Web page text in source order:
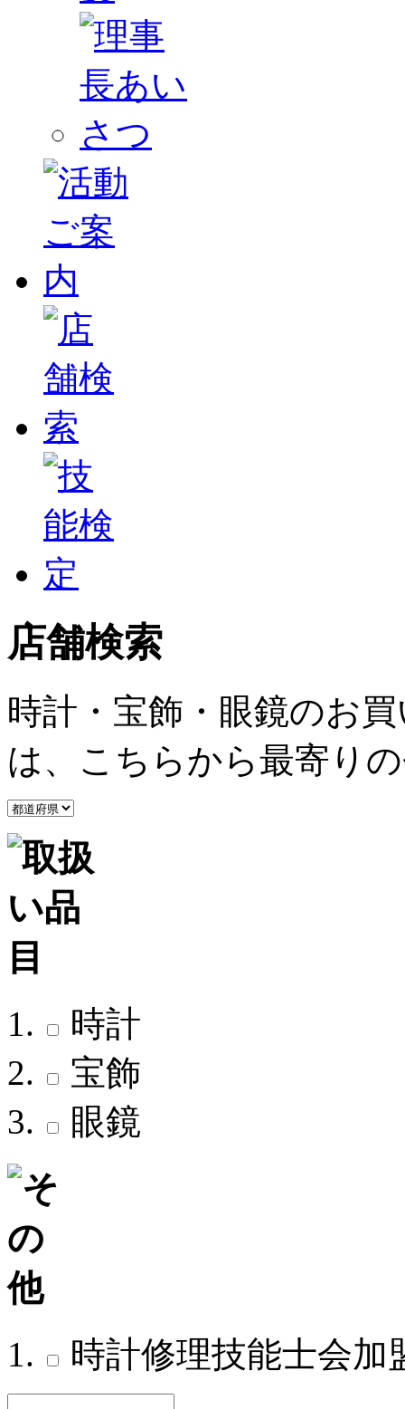
店舗検索
時計・宝飾・眼鏡のお
は、こちらから最寄り
時計
宝飾
眼鏡
時計修理技能士会加